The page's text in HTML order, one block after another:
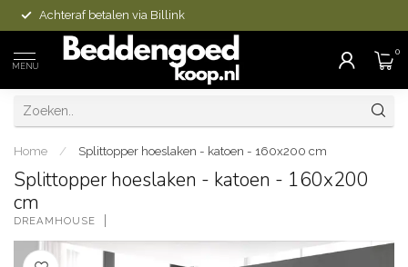
Achteraf betalen via Billink
MENU
0
Home / Splittopper hoeslaken - katoen - 160x200 cm
Splittopper hoeslaken - katoen - 160x200
cm
DREAMHOUSE